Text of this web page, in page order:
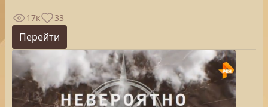
17к 33
Перейти